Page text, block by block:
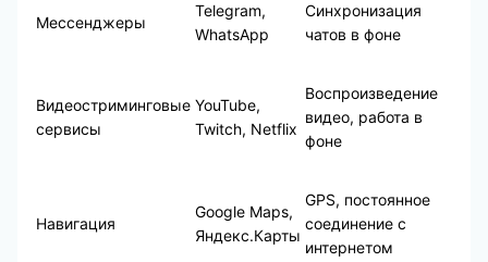
Мессенджеры
Telegram,
WhatsApp
Синхронизация
чатов в фоне
Видеостриминговые
сервисы
YouTube,
Twitch, Netflix
Воспроизведение
видео, работа в
фоне
Навигация
Google Maps,
Яндекс.Карты
GPS, постоянное
соединение с
интернетом